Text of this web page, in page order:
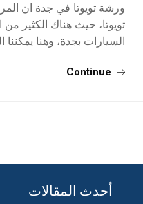
ورشة تويوتا في جدة ان
تويوتا، حيث هناك الكثير
السيارات بجدة، وهنا
Continue
أحدث المقالات